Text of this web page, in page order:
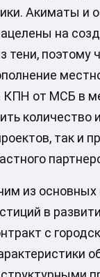
Акиматы и
на
поэтому
КПН от МСБ в
количество
так и
из
в
с